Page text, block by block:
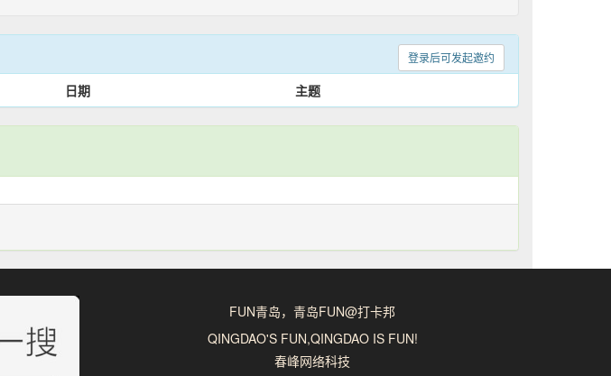
登录后可发起邀约
日期 主题
FUN青岛，青岛FUN@打卡邦
QINGDAO'S FUN,QINGDAO IS FUN!
春峰网络科技